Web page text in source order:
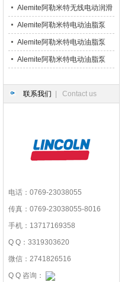
Alemite阿勒米特无线电动润滑
脂枪
Alemite阿勒米特电动油脂泵
6320-3
Alemite阿勒米特电动油脂泵
7175-R4
Alemite阿勒米特电动油脂泵
联系我们 | Contact us
电话：0769-23038055
传真：0769-23038055-8016
手机：13717169358
Q Q：3319303620
微信：2741826516
Q Q 咨询：